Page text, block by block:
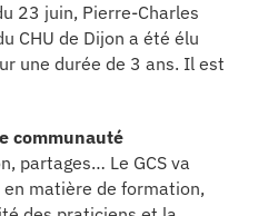
23 juin, Pierre-Charles
CHU de Dijon a été élu
une durée de 3 ans. Il est
communauté
partages… Le GCS va
matière de formation,